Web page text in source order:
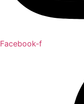
Facebook-f